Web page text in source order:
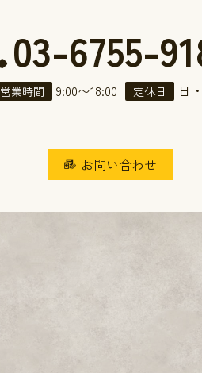
03-6755-
営業時間 9:00〜18:00 定休日 日
お問い合わせ